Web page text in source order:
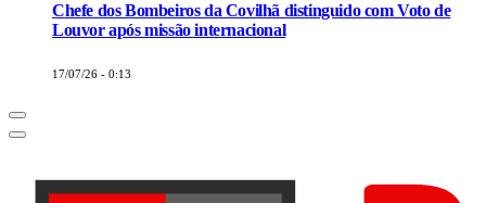
Chefe dos Bombeiros da Covilhã distinguido com Voto de
Louvor após missão internacional
17/07/26 - 0:13